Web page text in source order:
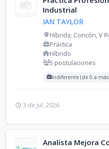
Industrial
IAN TAYLOR
Híbrida; Concón, V
Práctica
Híbrido
5 postulaciones
Carreras buscadas:
Indiferente (de 0 a
3 de Jul, 2026
Analista Mejora